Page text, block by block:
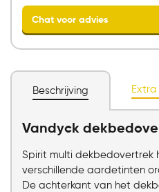
Chat voor advies
Beschrijving
Vandyck
Spirit multi dekbedovertrek
verschillende aardetinten
De achterkant van het